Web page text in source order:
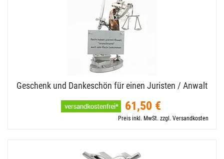
Geschenk und Dankeschön für einen Juristen / Anwalt
61,50 €
Preis inkl. MwSt. zzgl. Versandkosten